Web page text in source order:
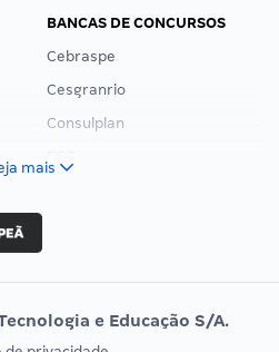
BANCAS DE CONCURSOS
Cebraspe
Cesgranrio
Consulplan
Vunesp
mais
e Educação S/A.